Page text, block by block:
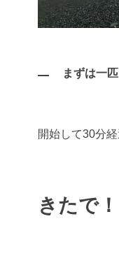
まずは一匹
開始して30分
きたで！